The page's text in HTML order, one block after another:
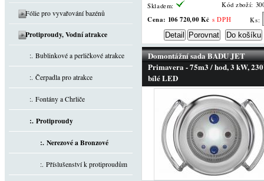
Fólie pro vyvařování bazénů
Protiproudy, Vodní atrakce
:. Bublinkové a perličkové atrakce
:. Čerpadla pro atrakce
:. Fontány a Chrliče
:. Protiproudy
:. Nerezové a Bronzové
:. Příslušenství k protiproudům
Skladem: Kód zboží:
Cena: 106 720,00 Kč s DPH Ks:
Domontážní sada BADU JET
Primavera - 75m3 / hod, 3 kW,
bílé LED